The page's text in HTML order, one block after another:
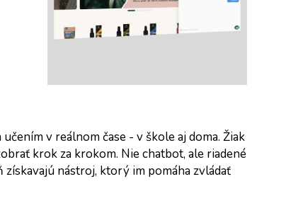
v reálnom čase - v škole aj doma. Žiak
krok za krokom. Nie chatbot, ale riadené
nástroj, ktorý im pomáha zvládať